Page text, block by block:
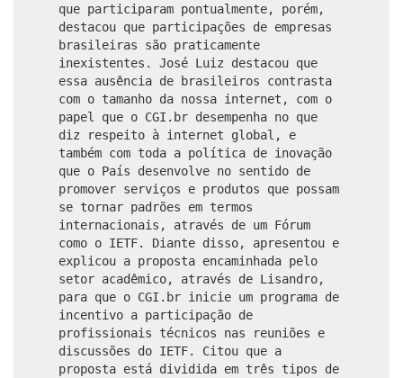
que participaram pontualmente, porém,
destacou que participações de empresas
brasileiras são praticamente
inexistentes. José Luiz destacou que
essa ausência de brasileiros contrasta
com o tamanho da nossa internet, com o
papel que o CGI.br desempenha no que
diz respeito à internet global, e
também com toda a política de inovação
que o País desenvolve no sentido de
promover serviços e produtos que possam
se tornar padrões em termos
internacionais, através de um Fórum
como o IETF. Diante disso, apresentou e
explicou a proposta encaminhada pelo
setor acadêmico, através de Lisandro,
para que o CGI.br inicie um programa de
incentivo a participação de
profissionais técnicos nas reuniões e
discussões do IETF. Citou que a
proposta está dividida em três tipos de